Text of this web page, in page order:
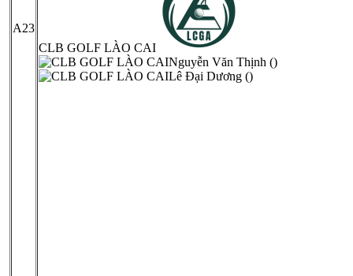
A23
CLB GOLF LÀO CAI
Nguyễn Văn Thịnh ()
Lê Đại Dương ()